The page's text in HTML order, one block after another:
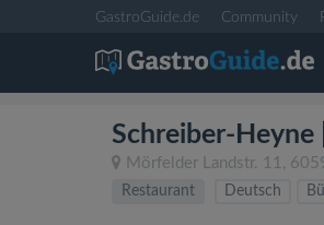
GastroGuide.de Community
Schreiber-
Mörfelder Landstr. 11 ,
Restaurant
Deutsch